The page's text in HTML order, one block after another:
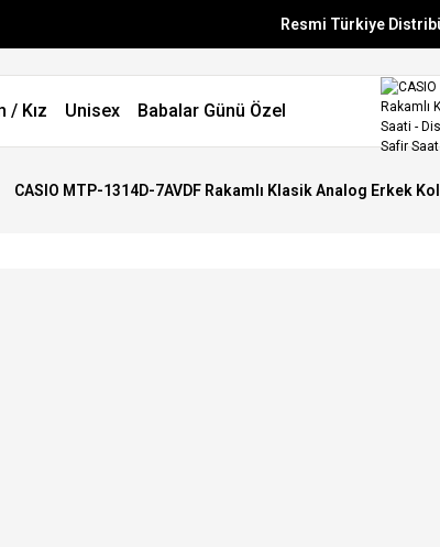
Resmi Türkiye
Aynı
/ Kız Unisex Babalar Günü Özel
CASIO MTP-1314D-7AVDF Rakamlı Klasik Analog Erkek